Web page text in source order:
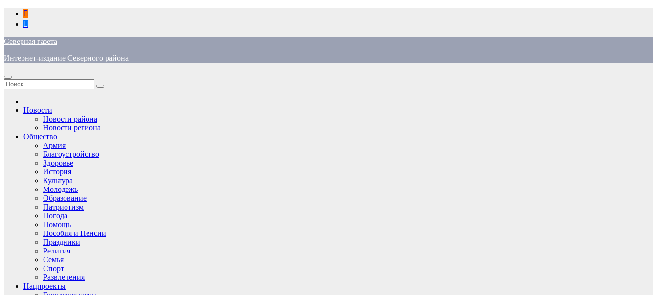
Перейти
содержимому
Северная газета
Интернет-издание Северного района
Новости
Новости района
Новости региона
Общество
Армия
Благоустройство
Здоровье
История
Культура
Молодежь
Образование
Патриотизм
Погода
Помощь
Пособия и Пенсии
Праздники
Религия
Семья
Спорт
Развлечения
Нацпроекты